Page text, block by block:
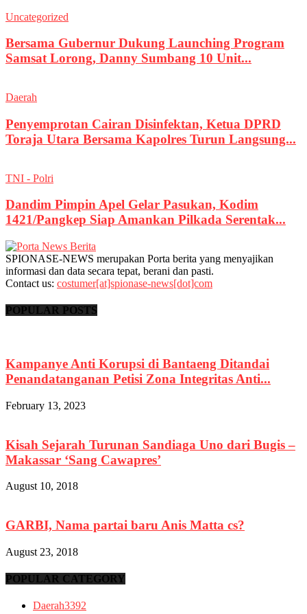
Uncategorized
Bersama Gubernur Dukung Launching Program
Samsat Lorong, Danny Sumbang 10 Unit...
Daerah
Penyemprotan Cairan Disinfektan, Ketua DPRD
Toraja Utara Bersama Kapolres Turun Langsung...
TNI - Polri
Dandim Pimpin Apel Gelar Pasukan, Kodim
1421/Pangkep Siap Amankan Pilkada Serentak...
SPIONASE-NEWS merupakan Porta berita yang menyajikan
informasi dan data secara tepat, berani dan pasti.
Contact us: costumer[at]spionase-news[dot]com
POPULAR POSTS
Kampanye Anti Korupsi di Bantaeng Ditandai
Penandatanganan Petisi Zona Integritas Anti...
February 13, 2023
Kisah Sejarah Turunan Sandiaga Uno dari Bugis –
Makassar ‘Sang Cawapres’
August 10, 2018
GARBI, Nama partai baru Anis Matta cs?
August 23, 2018
POPULAR CATEGORY
Daerah3392